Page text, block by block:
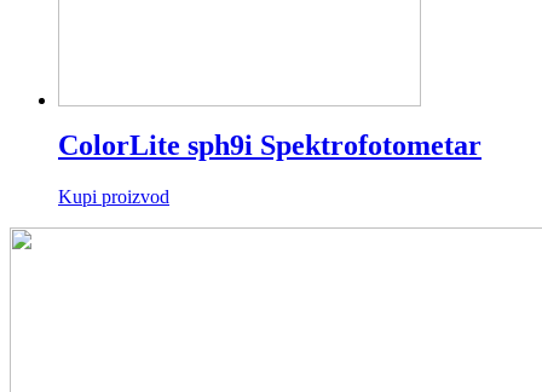
ColorLite sph9i Spektrofotometar
Kupi proizvod